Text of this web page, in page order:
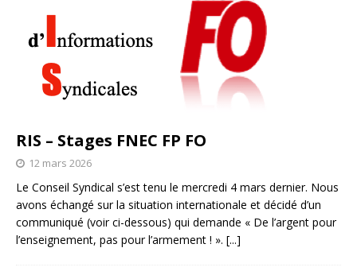
RIS – Stages FNEC FP FO
12 mars 2026
Le Conseil Syndical s’est tenu le mercredi 4 mars dernier. Nous
avons échangé sur la situation internationale et décidé d’un
communiqué (voir ci-dessous) qui demande « De l’argent pour
l’enseignement, pas pour l’armement ! ». [...]